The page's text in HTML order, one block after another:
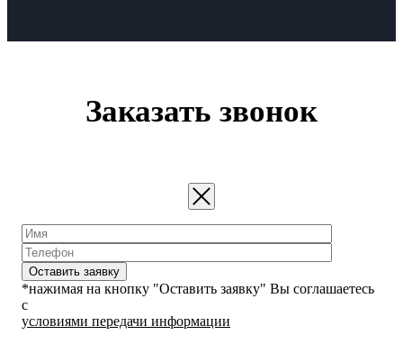
Заказать звонок
Оставить заявку
*нажимая на кнопку "Оставить заявку" Вы соглашаетесь
с
условиями передачи информации